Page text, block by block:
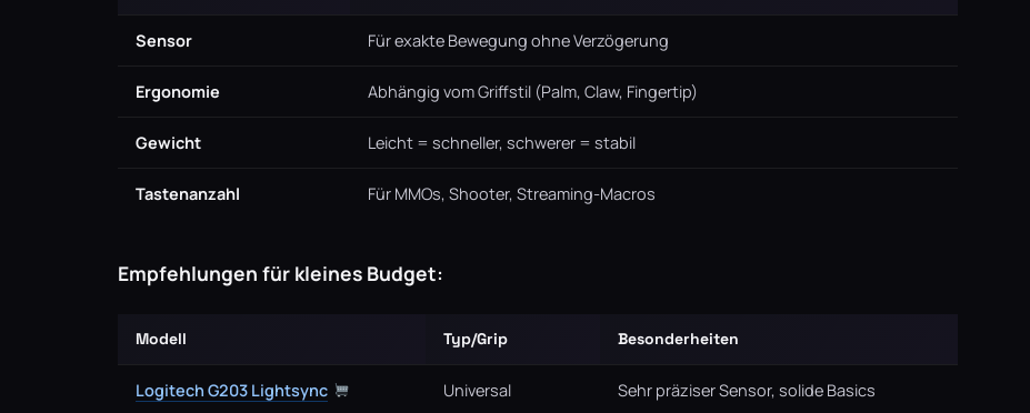
Sensor Für exakte Bewegung ohne Verzögerung
Ergonomie Abhängig vom Griffstil (Palm, Claw, Fingertip)
Gewicht Leicht = schneller, schwerer = stabil
Tastenanzahl Für MMOs, Shooter, Streaming-Macros
Empfehlungen für kleines Budget:
Modell Typ/Grip Besonderheiten
Logitech G203 Lightsync Universal Sehr präziser Sensor, solide Basics